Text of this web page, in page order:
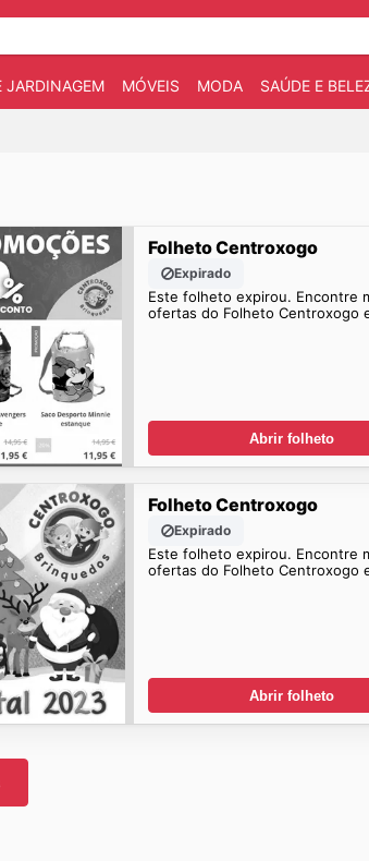
JARDINAGEM MÓVEIS MODA SAÚDE E
Folheto Centroxogo
Expirado
Este folheto expirou. Encontre
ofertas do Folheto Centroxogo
Abrir folheto
Folheto Centroxogo
Expirado
Este folheto expirou. Encontre
ofertas do Folheto Centroxogo
Abrir folheto